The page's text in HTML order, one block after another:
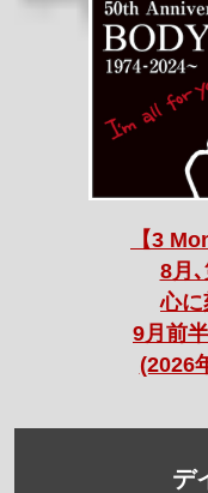
【3
8月
心
9月前
(2026
デ